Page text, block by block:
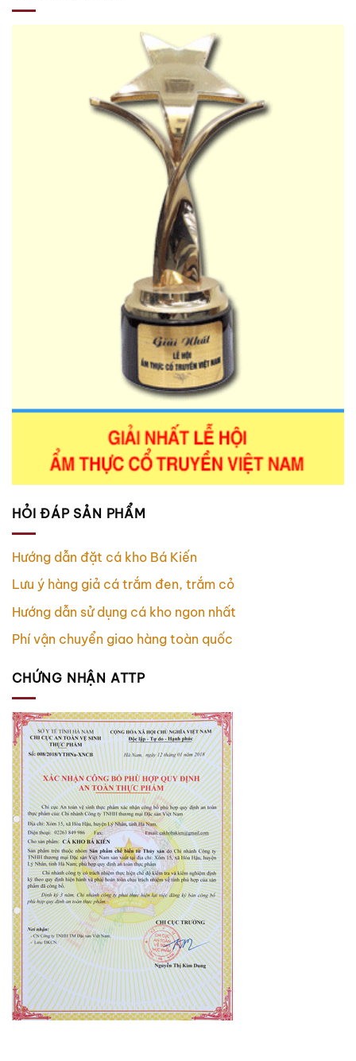
HỎI ĐÁP SẢN PHẨM
Hướng dẫn đặt cá kho Bá Kiến
Lưu ý hàng giả cá trắm đen, trắm cỏ
Hướng dẫn sử dụng cá kho ngon nhất
Phí vận chuyển giao hàng toàn quốc
CHỨNG NHẬN ATTP